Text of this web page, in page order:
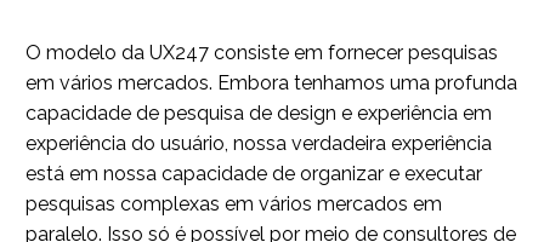
O modelo da UX247 consiste em fornecer pesquisas
em vários mercados. Embora tenhamos uma profunda
capacidade de pesquisa de design e experiência em
experiência do usuário, nossa verdadeira experiência
está em nossa capacidade de organizar e executar
pesquisas complexas em vários mercados em
paralelo. Isso só é possível por meio de consultores de